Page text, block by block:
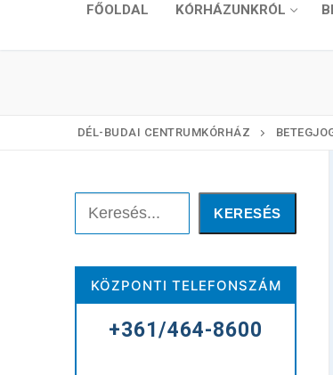
FŐOLDAL KÓRHÁZUNKRÓL
Keresése:
Főoldal
Kórházunkról
DÉL-BUDAI CENTRUMKÓRHÁZ
Keresés KERESÉS
KÖZPONTI TELEFONSZÁM
+361/464-8600